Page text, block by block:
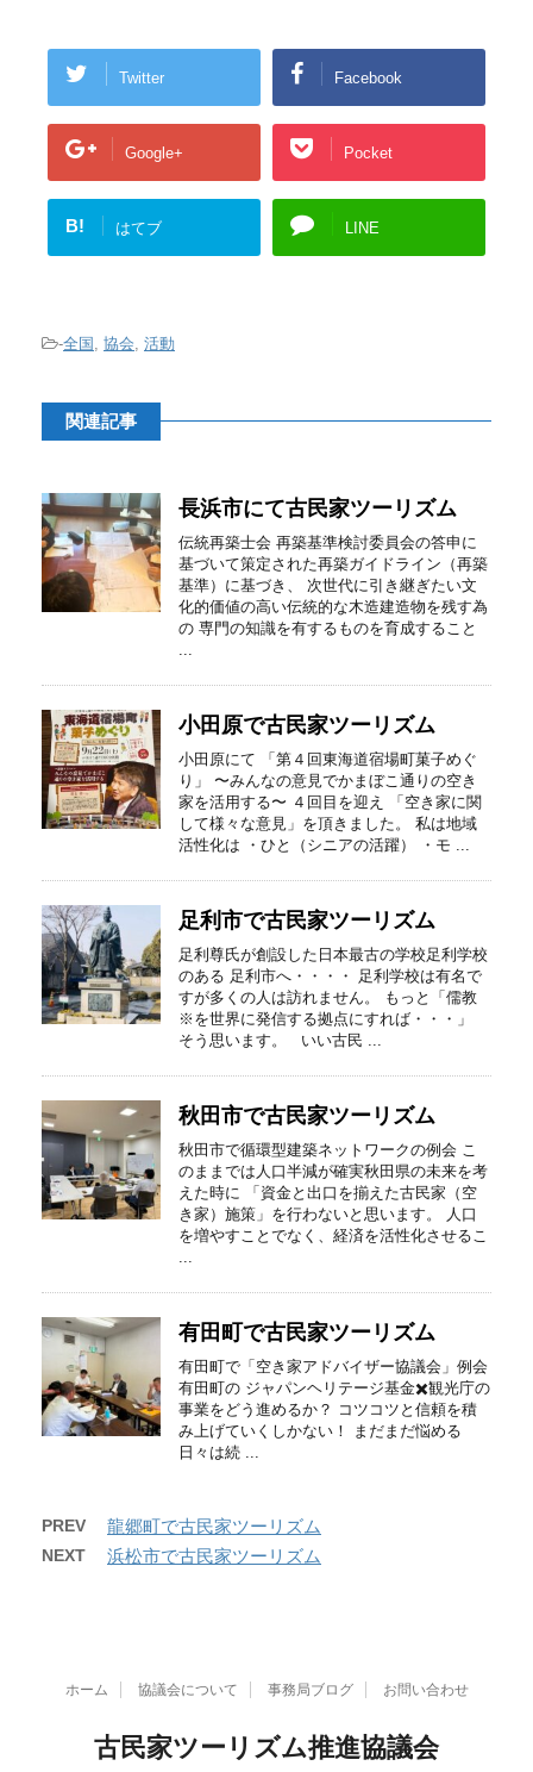
Twitter Facebook
Google+ Pocket
B! はてブ LINE
-全国 , 協会, 活動
関連記事
長浜市にて古民家ツーリズム
伝統再築士会 再築基準検討委員会の答申に
基づいて策定された再築ガイドライン（再築
基準）に基づき、 次世代に引き継ぎたい文
化的価値の高い伝統的な木造建造物を残す為
の 専門の知識を有するものを育成すること
...
小田原で古民家ツーリズム
小田原にて 「第４回東海道宿場町菓子めぐ
り」 〜みんなの意見でかまぼこ通りの空き
家を活用する〜 ４回目を迎え 「空き家に関
して様々な意見」を頂きました。 私は地域
活性化は ・ひと（シニアの活躍） ・モ ...
足利市で古民家ツーリズム
足利尊氏が創設した日本最古の学校足利学校
のある 足利市へ・・・・ 足利学校は有名で
すが多くの人は訪れません。 もっと「儒教
※を世界に発信する拠点にすれば・・・」
そう思います。 いい古民 ...
秋田市で古民家ツーリズム
秋田市で循環型建築ネットワークの例会 こ
のままでは人口半減が確実秋田県の未来を考
えた時に 「資金と出口を揃えた古民家（空
き家）施策」を行わないと思います。 人口
を増やすことでなく、経済を活性化させるこ
...
有田町で古民家ツーリズム
有田町で「空き家アドバイザー協議会」例会
有田町の ジャパンヘリテージ基金✖️観光庁の
事業をどう進めるか？ コツコツと信頼を積
み上げていくしかない！ まだまだ悩める
日々は続 ...
PREV 龍郷町で古民家ツーリズム
NEXT 浜松市で古民家ツーリズム
ホーム 協議会について 事務局ブログ お問い合わせ
古民家ツーリズム推進協議会